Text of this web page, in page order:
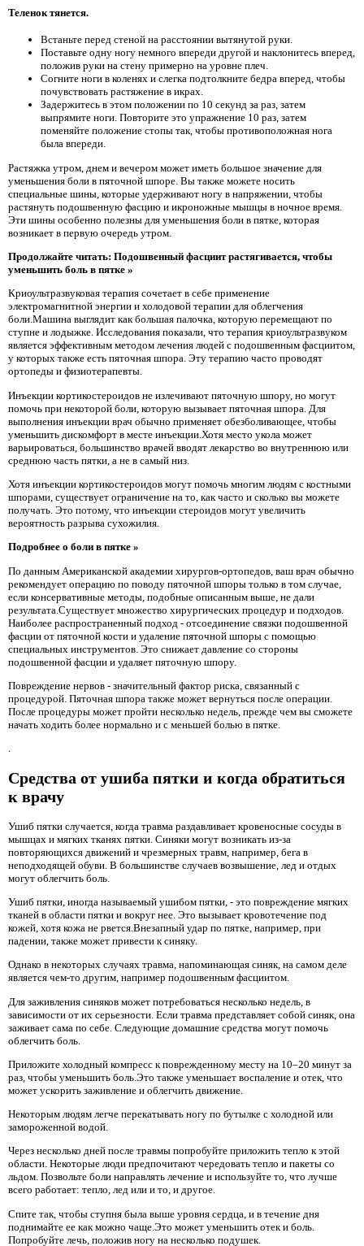
Теленок тянется.
Встаньте перед стеной на расстоянии вытянутой руки.
Поставьте одну ногу немного впереди другой и наклонитесь вперед,
положив руки на стену примерно на уровне плеч.
Согните ноги в коленях и слегка подтолкните бедра вперед, чтобы
почувствовать растяжение в икрах.
Задержитесь в этом положении по 10 секунд за раз, затем
выпрямите ноги. Повторите это упражнение 10 раз, затем
поменяйте положение стопы так, чтобы противоположная нога
была впереди.
Растяжка утром, днем ​​и вечером может иметь большое значение для
уменьшения боли в пяточной шпоре. Вы также можете носить
специальные шины, которые удерживают ногу в напряжении, чтобы
растянуть подошвенную фасцию и икроножные мышцы в ночное время.
Эти шины особенно полезны для уменьшения боли в пятке, которая
возникает в первую очередь утром.
Продолжайте читать: Подошвенный фасциит растягивается, чтобы
уменьшить боль в пятке »
Криоультразвуковая терапия сочетает в себе применение
электромагнитной энергии и холодовой терапии для облегчения
боли.Машина выглядит как большая палочка, которую перемещают по
ступне и лодыжке. Исследования показали, что терапия криоультразвуком
является эффективным методом лечения людей с подошвенным фасциитом,
у которых также есть пяточная шпора. Эту терапию часто проводят
ортопеды и физиотерапевты.
Инъекции кортикостероидов не излечивают пяточную шпору, но могут
помочь при некоторой боли, которую вызывает пяточная шпора. Для
выполнения инъекции врач обычно применяет обезболивающее, чтобы
уменьшить дискомфорт в месте инъекции.Хотя место укола может
варьироваться, большинство врачей вводят лекарство во внутреннюю или
среднюю часть пятки, а не в самый низ.
Хотя инъекции кортикостероидов могут помочь многим людям с костными
шпорами, существует ограничение на то, как часто и сколько вы можете
получать. Это потому, что инъекции стероидов могут увеличить
вероятность разрыва сухожилия.
Подробнее о боли в пятке »
По данным Американской академии хирургов-ортопедов, ваш врач обычно
рекомендует операцию по поводу пяточной шпоры только в том случае,
если консервативные методы, подобные описанным выше, не дали
результата.Существует множество хирургических процедур и подходов.
Наиболее распространенный подход - отсоединение связки подошвенной
фасции от пяточной кости и удаление пяточной шпоры с помощью
специальных инструментов. Это снижает давление со стороны
подошвенной фасции и удаляет пяточную шпору.
Повреждение нервов - значительный фактор риска, связанный с
процедурой. Пяточная шпора также может вернуться после операции.
После процедуры может пройти несколько недель, прежде чем вы сможете
начать ходить более нормально и с меньшей болью в пятке.
.
Средства от ушиба пятки и когда обратиться
к врачу
Ушиб пятки случается, когда травма раздавливает кровеносные сосуды в
мышцах и мягких тканях пятки. Синяки могут возникать из-за
повторяющихся движений и чрезмерных травм, например, бега в
неподходящей обуви. В большинстве случаев возвышение, лед и отдых
могут облегчить боль.
Ушиб пятки, иногда называемый ушибом пятки, - это повреждение мягких
тканей в области пятки и вокруг нее. Это вызывает кровотечение под
кожей, хотя кожа не рвется.Внезапный удар по пятке, например, при
падении, также может привести к синяку.
Однако в некоторых случаях травма, напоминающая синяк, на самом деле
является чем-то другим, например подошвенным фасциитом.
Для заживления синяков может потребоваться несколько недель, в
зависимости от их серьезности. Если травма представляет собой синяк, она
заживает сама по себе. Следующие домашние средства могут помочь
облегчить боль.
Приложите холодный компресс к поврежденному месту на 10–20 минут за
раз, чтобы уменьшить боль.Это также уменьшает воспаление и отек, что
может ускорить заживление и облегчить движение.
Некоторым людям легче перекатывать ногу по бутылке с холодной или
замороженной водой.
Через несколько дней после травмы попробуйте приложить тепло к этой
области. Некоторые люди предпочитают чередовать тепло и пакеты со
льдом. Позвольте боли направлять лечение и используйте то, что лучше
всего работает: тепло, лед или и то, и другое.
Спите так, чтобы ступня была выше уровня сердца, и в течение дня
поднимайте ее как можно чаще.Это может уменьшить отек и боль.
Попробуйте лечь, положив ногу на несколько подушек.